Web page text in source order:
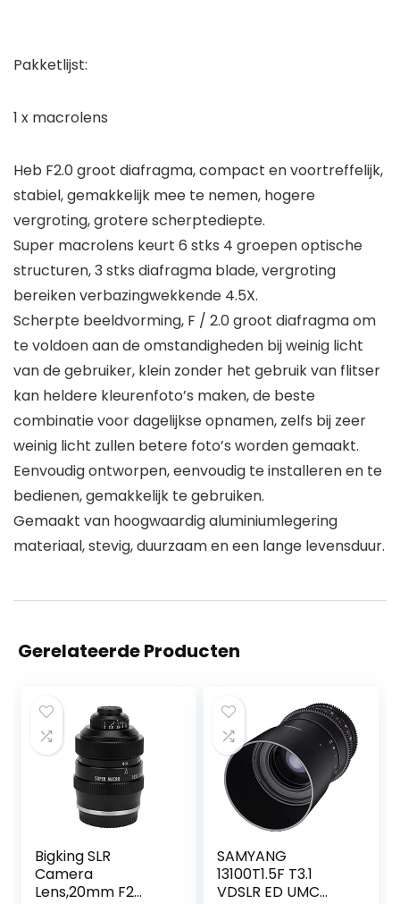
Pakketlijst:
1 x macrolens
Heb F2.0 groot diafragma, compact en voortreffelijk,
stabiel, gemakkelijk mee te nemen, hogere
vergroting, grotere scherptediepte.
Super macrolens keurt 6 stks 4 groepen optische
structuren, 3 stks diafragma blade, vergroting
bereiken verbazingwekkende 4.5X.
Scherpte beeldvorming, F / 2.0 groot diafragma om
te voldoen aan de omstandigheden bij weinig licht
van de gebruiker, klein zonder het gebruik van flitser
kan heldere kleurenfoto’s maken, de beste
combinatie voor dagelijkse opnamen, zelfs bij zeer
weinig licht zullen betere foto’s worden gemaakt.
Eenvoudig ontworpen, eenvoudig te installeren en te
bedienen, gemakkelijk te gebruiken.
Gemaakt van hoogwaardig aluminiumlegering
materiaal, stevig, duurzaam en een lange levensduur.
Gerelateerde Producten
Bigking SLR
Camera
Lens,20mm F2
SAMYANG
13100T1.5F T3.1
VDSLR ED UMC